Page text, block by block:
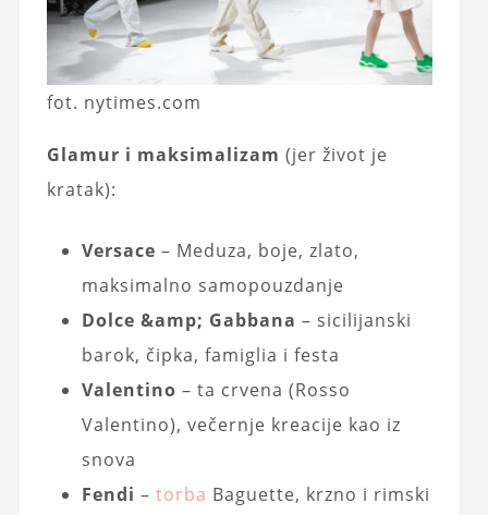
fot. nytimes.com
Glamur i maksimalizam (jer život je
kratak):
Versace – Meduza, boje, zlato,
maksimalno samopouzdanje
Dolce &amp; Gabbana – sicilijanski
barok, čipka, famiglia i festa
Valentino – ta crvena (Rosso
Valentino), večernje kreacije kao iz
snova
Fendi – torba Baguette, krzno i rimski